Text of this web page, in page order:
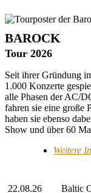
BAROCK
Tour 2026
Seit ihrer Gründung
1.000 Konzerte
alle Phasen der AC/
fahren sie eine große
haben sie ebenso
Show und über 60
Weitere
22.08.26 Baltic